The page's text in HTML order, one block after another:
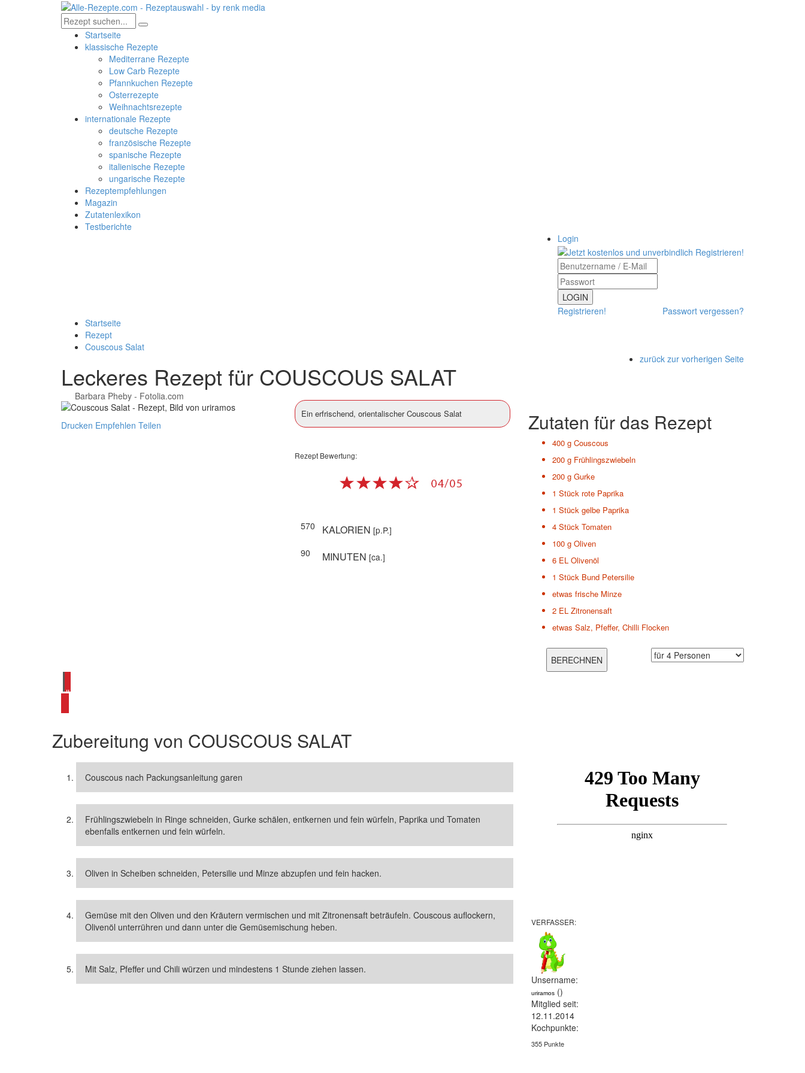
Startseite
klassische Rezepte
Mediterrane Rezepte
Low Carb Rezepte
Pfannkuchen Rezepte
Osterrezepte
Weihnachtsrezepte
internationale Rezepte
deutsche Rezepte
französische Rezepte
spanische Rezepte
italienische Rezepte
ungarische Rezepte
Rezeptempfehlungen
Magazin
Zutatenlexikon
Testberichte
Login
LOGIN
Registrieren!
Passwort vergessen?
Startseite
Rezept
Couscous Salat
zurück zur vorherigen Seite
Leckeres Rezept für COUSCOUS SALAT
Barbara Pheby - Fotolia.com
Drucken Empfehlen Teilen
Ein erfrischend, orientalischer Couscous Salat
Rezept Bewertung:
570 KALORIEN [p.P.]
90
MINUTEN [ca.]
Zutaten für das Rezept
400 g Couscous
200 g Frühlingszwiebeln
200 g Gurke
1 Stück rote Paprika
1 Stück gelbe Paprika
4 Stück Tomaten
100 g Oliven
6 EL Olivenöl
1 Stück Bund Petersilie
etwas frische Minze
2 EL Zitronensaft
etwas Salz, Pfeffer, Chilli Flocken
alle Salat Rezepte ansehen
Zubereitung von COUSCOUS SALAT
Couscous nach Packungsanleitung garen
Frühlingszwiebeln in Ringe schneiden, Gurke schälen, entkernen und fein würfeln, Paprika und Tomaten
ebenfalls entkernen und fein würfeln.
Oliven in Scheiben schneiden, Petersilie und Minze abzupfen und fein hacken.
Gemüse mit den Oliven und den Kräutern vermischen und mit Zitronensaft beträufeln. Couscous auflockern,
Olivenöl unterrühren und dann unter die Gemüsemischung heben.
Mit Salz, Pfeffer und Chili würzen und mindestens 1 Stunde ziehen lassen.
VERFASSER:
Unsername:
uriramos ()
Mitglied seit:
12.11.2014
Kochpunkte:
355 Punkte